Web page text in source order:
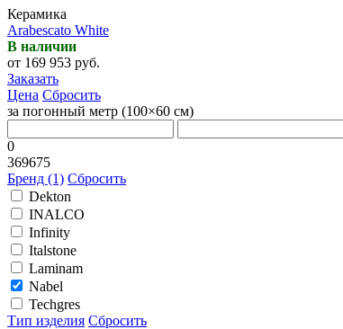
Керамика
Arabescato White
В наличии
от 169 953 руб.
Заказать
Цена Сбросить
за погонный метр (100×60 cм)
0
369675
Бренд (1) Сбросить
Dekton
INALCO
Infinity
Italstone
Laminam
Nabel
Techgres
Тип изделия Сбросить